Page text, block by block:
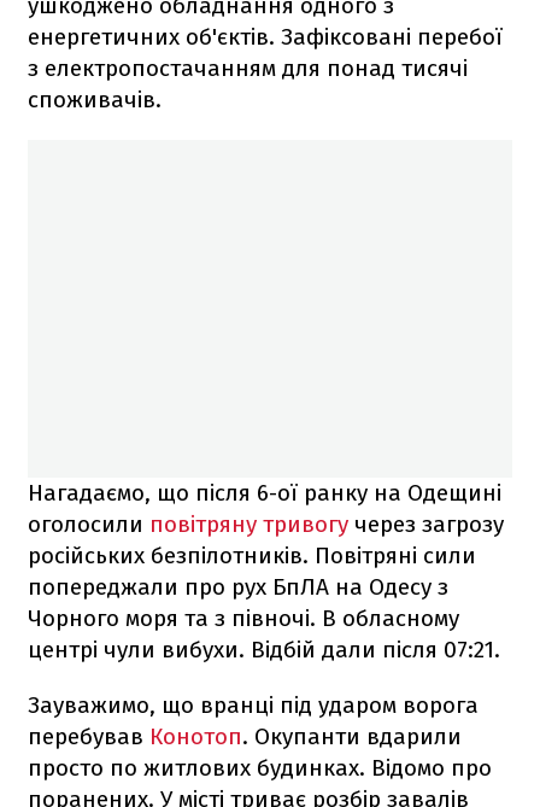
енергетичних об'єктів. Зафіксовані перебої
з електропостачанням для понад тисячі
споживачів.
Нагадаємо, що після 6-ої ранку на Одещині
оголосили повітряну тривогу через загрозу
російських безпілотників. Повітряні сили
попереджали про рух БпЛА на Одесу з
Чорного моря та з півночі. В обласному
центрі чули вибухи. Відбій дали після 07:21.
Зауважимо, що вранці під ударом ворога
перебував Конотоп. Окупанти вдарили
просто по житлових будинках. Відомо про
поранених. У місті триває розбір завалів